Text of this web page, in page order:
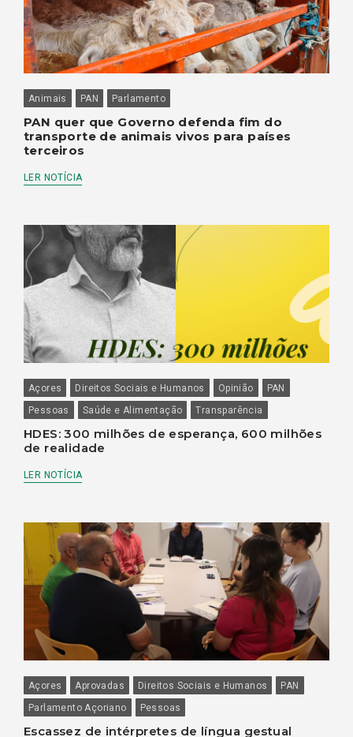
Animais PAN Parlamento
PAN quer que Governo defenda fim do
transporte de animais vivos para países
terceiros
LER NOTÍCIA
Açores Direitos Sociais e Humanos Opinião
PAN
Pessoas
Saúde e Alimentação Transparência
HDES: 300 milhões de esperança, 600 milhões
de realidade
LER NOTÍCIA
Açores Aprovadas Direitos Sociais e Humanos
PAN
Parlamento Açoriano
Pessoas
Escassez de intérpretes de língua gestual